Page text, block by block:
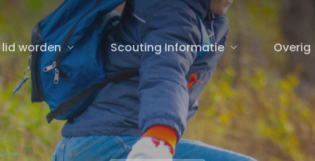
lid worden Scouting Informatie Overig